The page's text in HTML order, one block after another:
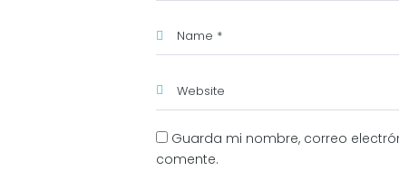
Guarda mi nombre, correo
comente.